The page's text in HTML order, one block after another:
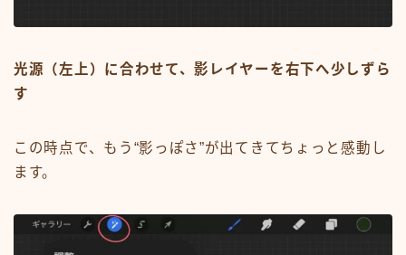
光源（左上）に合わせて、影レイヤーを右下へ少しずら
す
この時点で、もう“影っぽさ”が出てきてちょっと感動し
ます。